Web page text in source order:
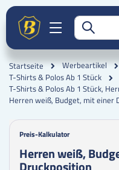
Startseite Werbeartikel
T-Shirts & Polos Ab 1 Stück
T-Shirts & Polos Ab 1 Stück,
Herren weiß, Budget, mit einer
Preis-Kalkulator
Herren weiß,